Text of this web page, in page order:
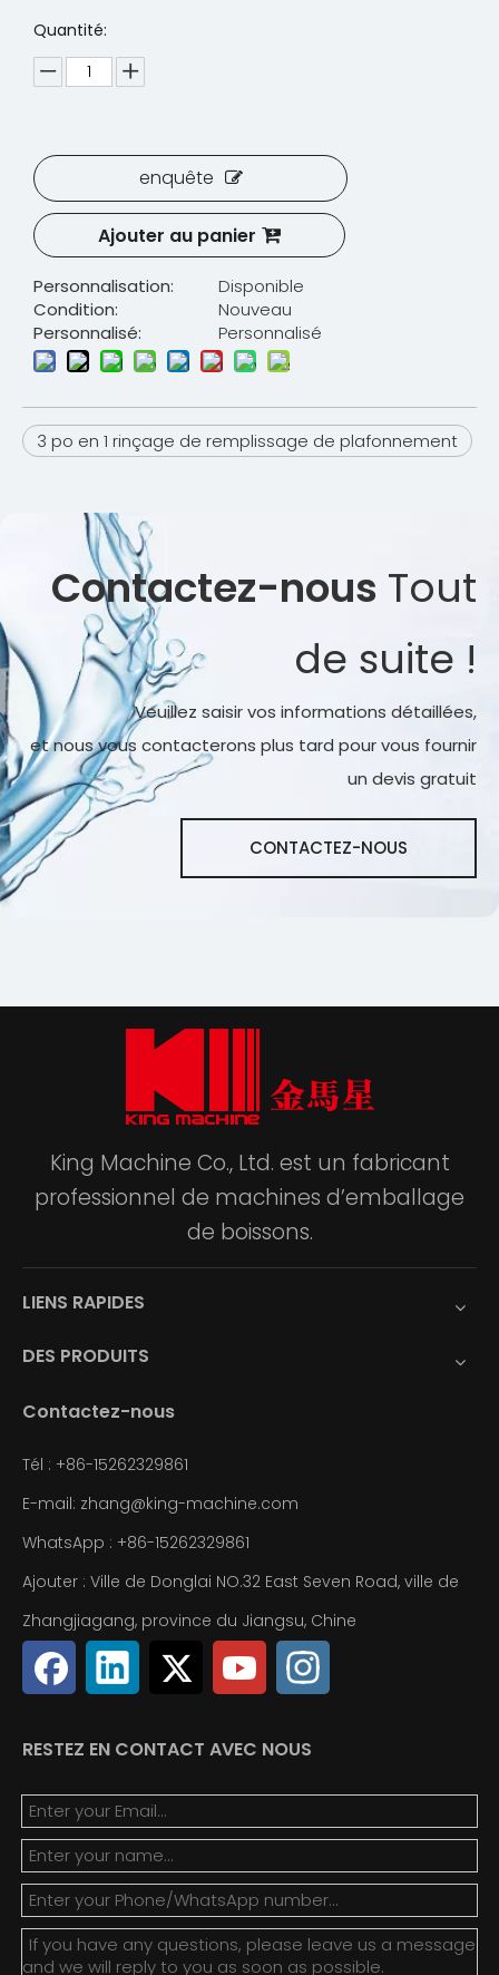
Quantité:
enquête
Ajouter au panier
Personnalisation:
Disponible
Condition:
Nouveau
Personnalisé:
Personnalisé
3 po en 1 rinçage de remplissage de plafonnement
Contactez-nous Tout
de suite !
Veuillez saisir vos informations détaillées,
et nous vous contacterons plus tard pour vous fournir
un devis gratuit
CONTACTEZ-NOUS
King Machine Co., Ltd. est un fabricant
professionnel de machines d’emballage
de boissons.
LIENS RAPIDES
DES PRODUITS
Contactez-nous
Tél : +86-15262329861
E-mail: zhang@king-machine.com
WhatsApp : +86-15262329861
Ajouter : Ville de Donglai NO.32 East Seven Road, ville de
Zhangjiagang, province du Jiangsu, Chine
RESTEZ EN CONTACT AVEC NOUS